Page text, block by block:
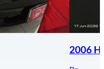
2006